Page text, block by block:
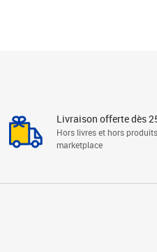
Livraison offerte dès
Hors livres et hors produits
marketplace